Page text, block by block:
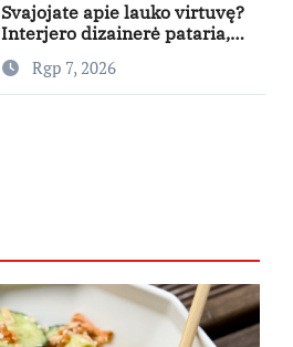
Svajojate apie lauko virtuvę?
Interjero dizainerė pataria,
nuo ko pradėti
Rgp 7, 2026